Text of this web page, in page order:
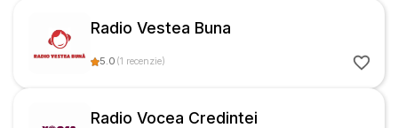
Radio Vestea Buna
5.0 (1 recenzie)
Radio Vocea Credintei